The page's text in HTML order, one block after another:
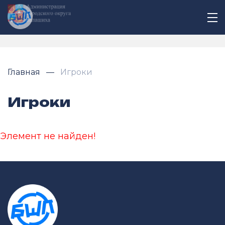
Главная Игроки
Игроки
Элемент не найден!